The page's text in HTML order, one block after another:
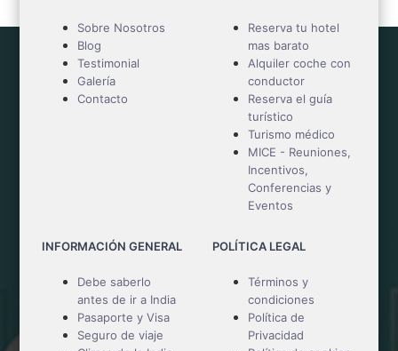
Sobre Nosotros
Blog
Testimonial
Galería
Contacto
Reserva tu hotel
mas barato
Alquiler coche con
conductor
Reserva el guía
turístico
Turismo médico
MICE - Reuniones,
Incentivos,
Conferencias y
Eventos
INFORMACIÓN GENERAL
Debe saberlo
antes de ir a India
Pasaporte y Visa
Seguro de viaje
POLÍTICA LEGAL
Términos y
condiciones
Política de
Privacidad